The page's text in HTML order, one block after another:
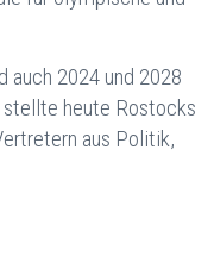
auch 2024 und 2028
stellte heute Rostocks
aus Politik,